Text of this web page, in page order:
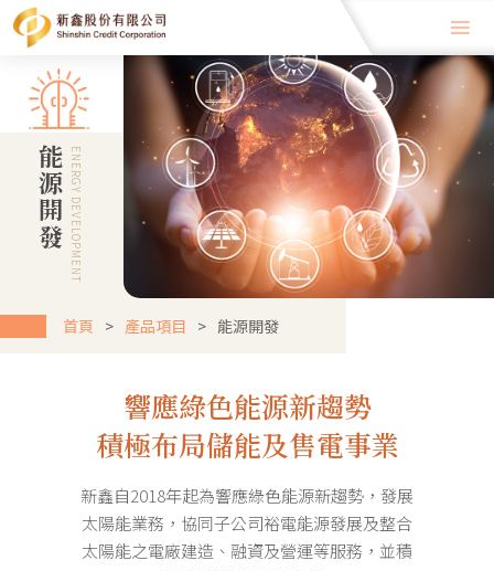
ENERGY DEVELOPMENT
能源開發
首頁 產品項目 能源開發
響應綠色能源新趨勢
積極布局儲能及售電事業
新鑫自2018年起為響應綠色能源新趨勢，發展
太陽能業務，協同子公司裕電能源發展及整合
太陽能之電廠建造、融資及營運等服務，並積